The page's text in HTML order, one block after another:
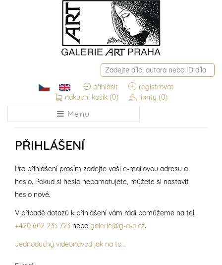
přihlásit
registrovat
nákupní košík (0) limity (0)
Menu
PŘIHLÁŠENÍ
Pro přihlášení prosím zadejte vaši e-mailovou adresu a
heslo. Pokud si heslo nepamatujete, můžete si nastavit
heslo nové.
V případě dotazů k přihlášení vám rádi pomůžeme na tel.
+420 602 233 723 nebo galerie@g-a-p.cz.
Jednoduchý videonávod jak na to...